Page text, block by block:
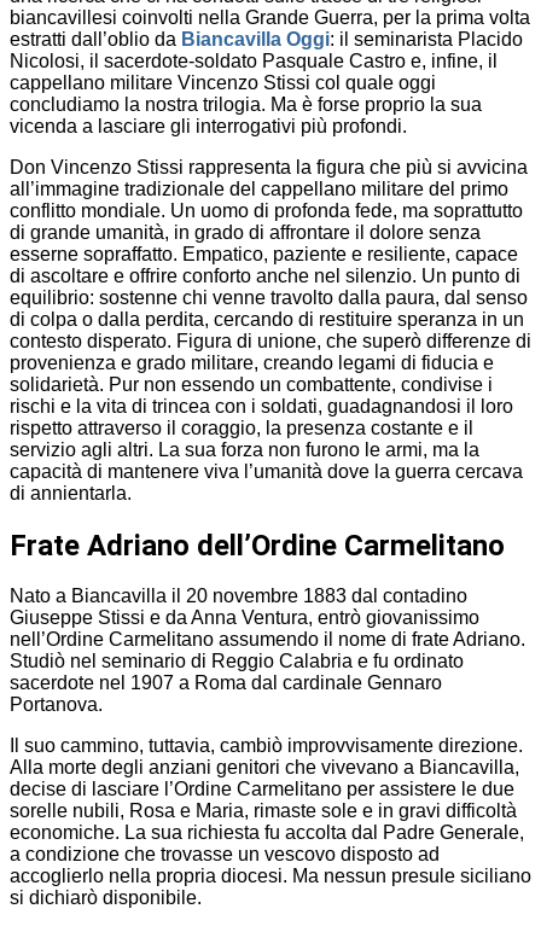
biancavillesi coinvolti nella Grande Guerra, per la prima volta
estratti dall’oblio da Biancavilla Oggi: il seminarista Placido
Nicolosi, il sacerdote-soldato Pasquale Castro e, infine, il
cappellano militare Vincenzo Stissi col quale oggi
concludiamo la nostra trilogia. Ma è forse proprio la sua
vicenda a lasciare gli interrogativi più profondi.
Don Vincenzo Stissi rappresenta la figura che più si avvicina
all’immagine tradizionale del cappellano militare del primo
conflitto mondiale. Un uomo di profonda fede, ma soprattutto
di grande umanità, in grado di affrontare il dolore senza
esserne sopraffatto. Empatico, paziente e resiliente, capace
di ascoltare e offrire conforto anche nel silenzio. Un punto di
equilibrio: sostenne chi venne travolto dalla paura, dal senso
di colpa o dalla perdita, cercando di restituire speranza in un
contesto disperato. Figura di unione, che superò differenze di
provenienza e grado militare, creando legami di fiducia e
solidarietà. Pur non essendo un combattente, condivise i
rischi e la vita di trincea con i soldati, guadagnandosi il loro
rispetto attraverso il coraggio, la presenza costante e il
servizio agli altri. La sua forza non furono le armi, ma la
capacità di mantenere viva l’umanità dove la guerra cercava
di annientarla.
Frate Adriano dell’Ordine Carmelitano
Nato a Biancavilla il 20 novembre 1883 dal contadino
Giuseppe Stissi e da Anna Ventura, entrò giovanissimo
nell’Ordine Carmelitano assumendo il nome di frate Adriano.
Studiò nel seminario di Reggio Calabria e fu ordinato
sacerdote nel 1907 a Roma dal cardinale Gennaro
Portanova.
Il suo cammino, tuttavia, cambiò improvvisamente direzione.
Alla morte degli anziani genitori che vivevano a Biancavilla,
decise di lasciare l’Ordine Carmelitano per assistere le due
sorelle nubili, Rosa e Maria, rimaste sole e in gravi difficoltà
economiche. La sua richiesta fu accolta dal Padre Generale,
a condizione che trovasse un vescovo disposto ad
accoglierlo nella propria diocesi. Ma nessun presule siciliano
si dichiarò disponibile.